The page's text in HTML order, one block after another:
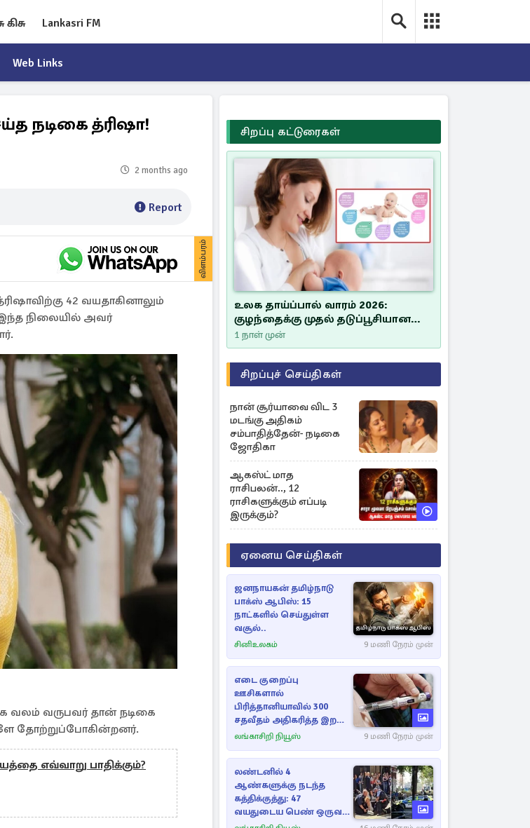
கிசு Lankasri FM
Web Links
நடிகை த்ரிஷா!
2 months ago
Report
விளம்பரம்
42 வயதாகினாலும்
நிலையில் அவர்
வலம் வருபவர் தான் நடிகை
தோற்றுப்போகின்றனர்.
எவ்வாறு பாதிக்கும்?
சிறப்பு கட்டுரைகள்
உலக தாய்ப்பால் வாரம் 2026:
குழந்தைக்கு முதல் தடுப்பூசியான
சீம்பாலின் முக்கியத்துவம்!
1 நாள் முன்
சிறப்புச் செய்திகள்
நான் சூர்யாவை விட 3
மடங்கு அதிகம்
சம்பாதித்தேன்- நடிகை
ஜோதிகா
ஆகஸ்ட் மாத
ராசிபலன்.., 12
ராசிகளுக்கும் எப்படி
இருக்கும்?
ஏனைய செய்திகள்
ஜனநாயகன் தமிழ்நாடு
பாக்ஸ் ஆபிஸ்: 15
நாட்களில் செய்துள்ள
வசூல்..
சினிஉலகம் 9 மணி நேரம் முன்
எடை குறைப்பு
ஊசிகளால்
பிரித்தானியாவில் 300
சதவீதம் அதிகரித்த இறப்பு
எண்ணிக்கை
லங்காசிறி நியூஸ் 9 மணி நேரம் முன்
லண்டனில் 4
ஆண்களுக்கு நடந்த
கத்திக்குத்து: 47
வயதுடைய பெண் ஒருவர்
கைது